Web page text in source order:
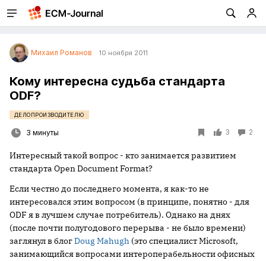
Михаил Романов 10 ноября 2011
Кому интересна судьба стандарта
ODF?
ДЕЛОПРОИЗВОДИТЕЛЮ
3 минуты 3 2
Интересный такой вопрос - кто занимается развитием
стандарта Open Document Format?
Если честно до последнего момента, я как-то не
интересовался этим вопросом (в принципе, понятно - для
ODF я в лучшем случае потребитель). Однако на днях
(после почти полугодового перерыва - не было времени)
заглянул в блогDoug Mahugh (это специалист Microsoft,
занимающийся вопросами интероперабельности офисных